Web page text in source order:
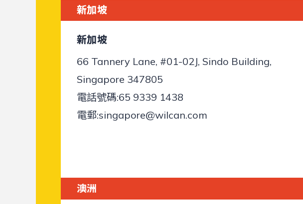
​新加坡
​新加坡
66 Tannery Lane, #01-02J, Sindo Building,
Singapore 347805
電話號碼:65 9339 1438
電郵:singapore@wilcan.com
澳洲